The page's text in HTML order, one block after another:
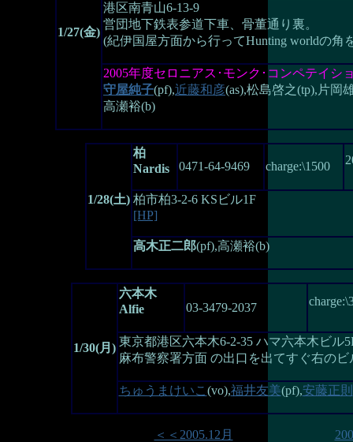
1/27(金)
港区南青山6-13-9
営団地下鉄表参道下車、骨董通り裏。
(紀伊国屋方面から行ってHunting worldの角
2005年度セロニアス･モンク･コンペテイシ
守屋純子(pf),近藤和彦(as),松島啓之(tp),片岡
高瀬裕(b)
1/28(土)
柏
Nardis
0471-64-9469 charge:\1500
柏市柏3-2-6 KSビル1F
[HP]
高木正二郎(pf),高瀬裕(b)
1/30(月)
六本木
Alfie
03-3479-2037
東京都港区六本木6-2-35 ハマ六本木ビル
麻布警察署方面 の出口を出てすぐ右の
ちゅうまけいこ (vo),福井友美(pf),安藤正則
＜＜2005.12月